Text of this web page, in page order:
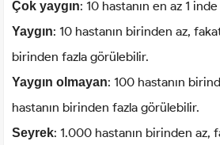
Çok yaygın: 10 hastanın en az 1
Yaygın: 10 hastanın birinden az,
birinden fazla görülebilir.
Yaygın olmayan: 100 hastanın
hastanın birinden fazla görülebilir.
Seyrek: 1.000 hastanın birinden az,